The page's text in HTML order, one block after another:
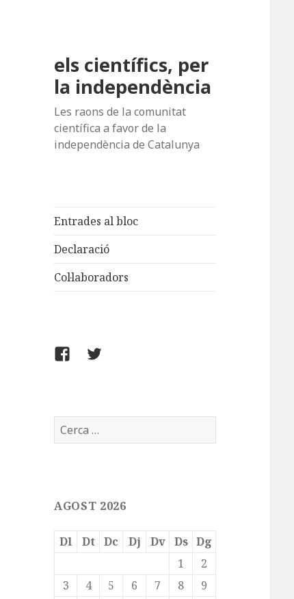
els científics, per
la independència
Les raons de la comunitat
científica a favor de la
independència de Catalunya
Entrades al bloc
Declaració
Col·laboradors
FACEBOOK
TWITTER
Cerca:
AGOST 2026
Dl Dt Dc Dj Dv Ds Dg
1
2
3
4 5 6 7 8
9